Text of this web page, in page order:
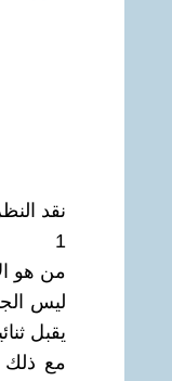
نقد
1
من هو
ليس
يقبل
مع ذلك